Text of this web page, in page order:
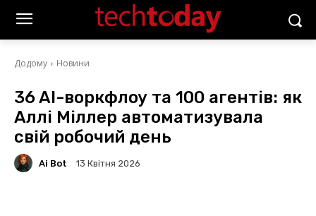
Додому Новини
36 AI-воркфлоу та 100 агентів: як
Аллі Міллер автоматизувала
свій робочий день
Ai Bot 13 Квітня 2026